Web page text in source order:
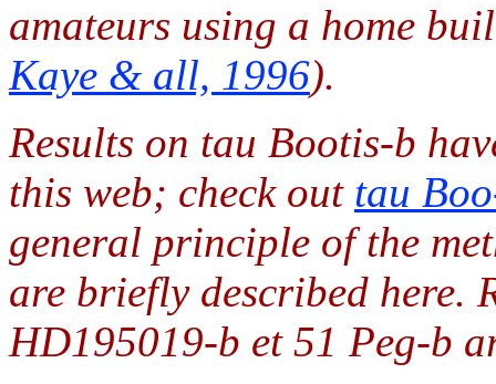
amateurs using a home
Kaye & all, 1996).
Results on tau Bootis-b
this web; check out tau
general principle of the
are briefly described here.
HD195019-b et 51 Peg-b